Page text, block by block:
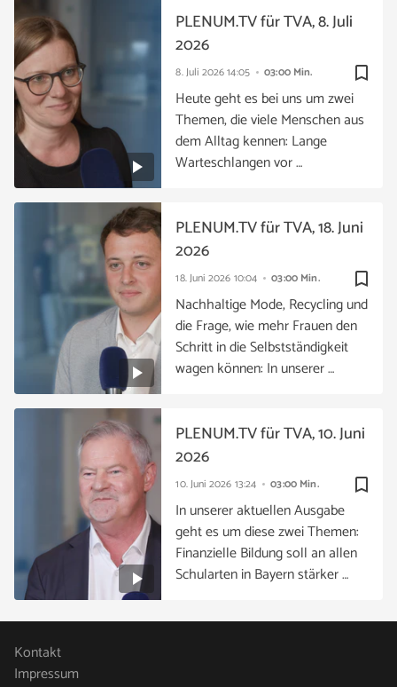
bookmark_border
8. Juli 202614:05 03:00 Min.
PLENUM.TV für TVA, 8. Juli
2026
Heute geht es bei uns um zwei
Themen, die viele Menschen aus
dem Alltag kennen: Lange
Warteschlangen vor …
bookmark_border
18. Juni 2026 10:04 03:00 Min.
PLENUM.TV für TVA, 18. Juni
2026
Nachhaltige Mode, Recycling und
die Frage, wie mehr Frauen den
Schritt in die Selbstständigkeit
wagen können: In unserer …
bookmark_border
10. Juni 2026 13:24 03:00 Min.
PLENUM.TV für TVA, 10. Juni
2026
In unserer aktuellen Ausgabe
geht es um diese zwei Themen:
Finanzielle Bildung soll an allen
Schularten in Bayern stärker …
Kontakt
Impressum